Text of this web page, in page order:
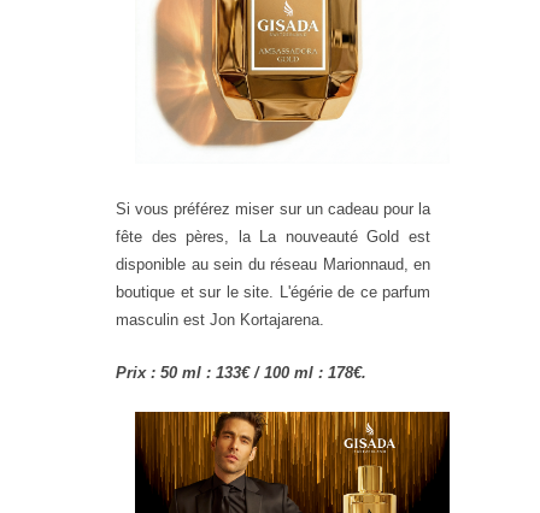
Si vous préférez miser sur un cadeau pour la
fête des pères, la La nouveauté Gold est
disponible au sein du réseau Marionnaud, en
boutique et sur le site. L'égérie de ce parfum
masculin est Jon Kortajarena.
Prix : 50 ml : 133€ / 100 ml : 178€.